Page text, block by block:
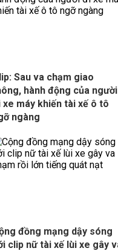
Sau va chạm giao
hành động của người
xe máy khiến tài xế ô tô
ngàng
đồng mạng dậy sóng
clip nữ tài xế lùi xe gây